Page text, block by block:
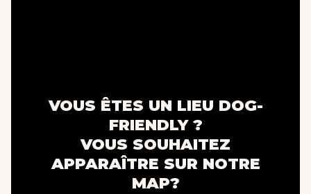
VOUS ÊTES UN LIEU DOG-
FRIENDLY ?
VOUS SOUHAITEZ
APPARAÎTRE SUR NOTRE
MAP?